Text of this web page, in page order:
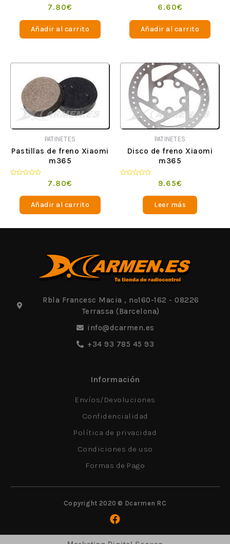
7.80€
Añadir al carrito
6.60€
Añadir al carrito
PATINETES
Pastillas de freno Xiaomi
m365
7.80€
Añadir al carrito
PATINETES
Disco de freno Xiaomi
m365
9.65€
Leer más
Rbla Francesc Macia , nº160-162 - 08226
Terrassa (Barcelona)
info@dcarmen.es
+34 93 785 45 93
Información
Envíos/Devoluciones
Confidencialidad
Política de privacidad
Condiciones de uso
Formas de Pago
Copyright 2020 © Dcarmen RC